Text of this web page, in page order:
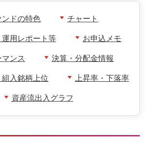
ンドの特色 チャート
運用レポート等 お申込メモ
ンス 決算・分配金情報
入銘柄上位 上昇率・下落率
資産流出入グラフ